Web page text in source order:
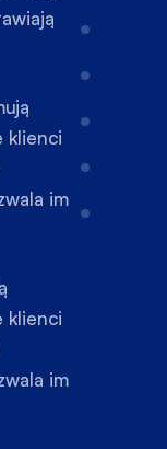
klienci
im
klienci
im